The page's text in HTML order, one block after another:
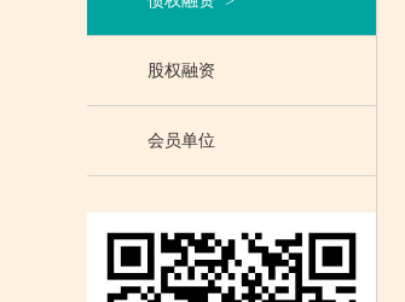
股权融资
会员单位